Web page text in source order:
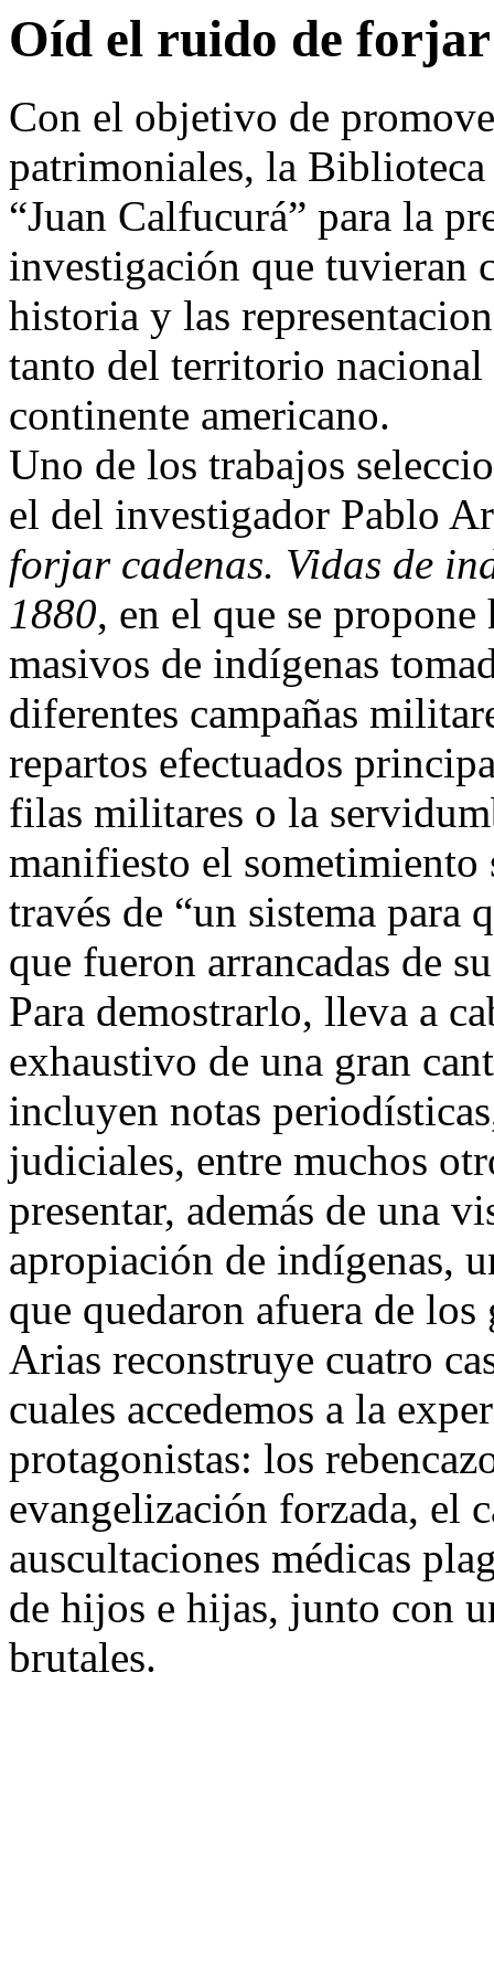
Oíd el ruido de forjar
Con el objetivo de
patrimoniales, la
“Juan Calfucurá” para la
investigación que tuvieran
historia y las
tanto del territorio
continente americano.
Uno de los trabajos
el del investigador Pablo
forjar cadenas. Vidas de
1880, en el que se
masivos de indígenas
diferentes campañas
repartos efectuados
filas militares o la
manifiesto el sometimiento
través de “un sistema para
que fueron arrancadas de
Para demostrarlo, lleva a
exhaustivo de una gran
incluyen notas
judiciales, entre muchos
presentar, además de una
apropiación de indígenas,
que quedaron afuera de
Arias reconstruye cuatro
cuales accedemos a la
protagonistas: los
evangelización forzada, el
auscultaciones médicas
de hijos e hijas, junto con
brutales.